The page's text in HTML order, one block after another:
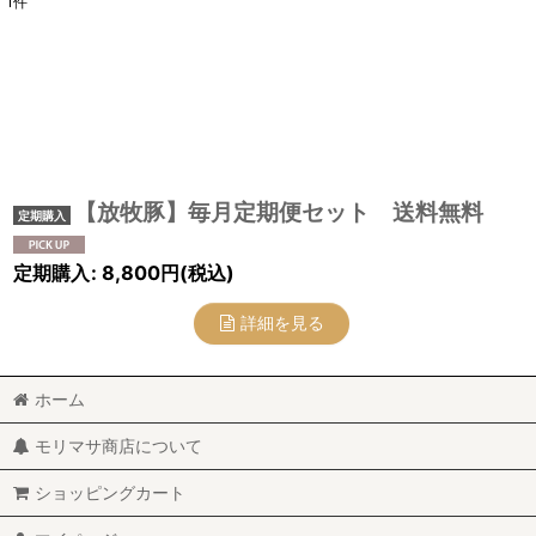
【放牧豚】毎月定期便セット 送料無料
定期購入: 8,800円 (税込)
詳細を見る
ホーム
モリマサ商店について
ショッピングカート